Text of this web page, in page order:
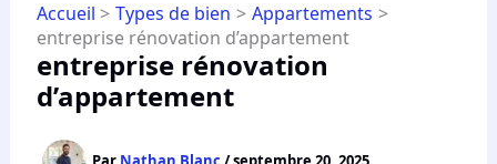
Accueil Types de bien
Appartements
entreprise rénovation d’appartement
entreprise rénovation
d’appartement